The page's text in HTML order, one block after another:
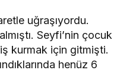
uğraşıyordu.
Seyfi’nin çocuk
kurmak için gitmişti.
henüz 6